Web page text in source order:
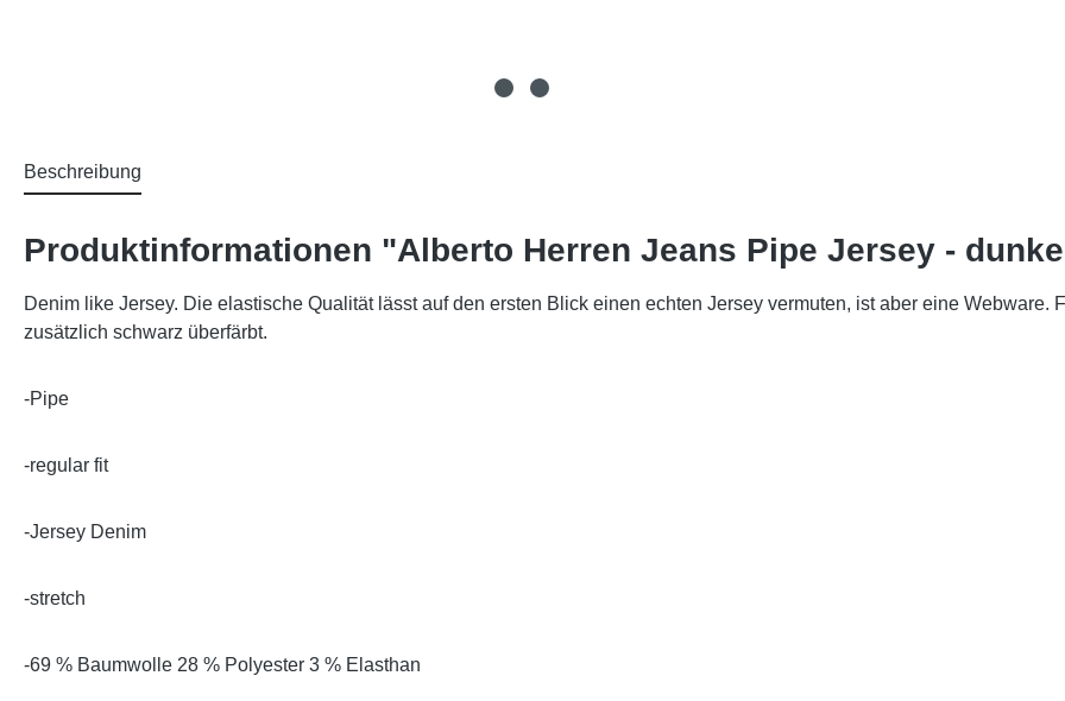
Beschreibung
Produktinformationen "Alberto Herren Jeans Pipe Jersey -
Denim like Jersey. Die elastische Qualität lässt auf den ersten Blick einen echten Jersey vermuten, ist aber eine
zusätzlich schwarz überfärbt.
-Pipe
-regular fit
-Jersey Denim
-stretch
-69 % Baumwolle 28 % Polyester 3 % Elasthan